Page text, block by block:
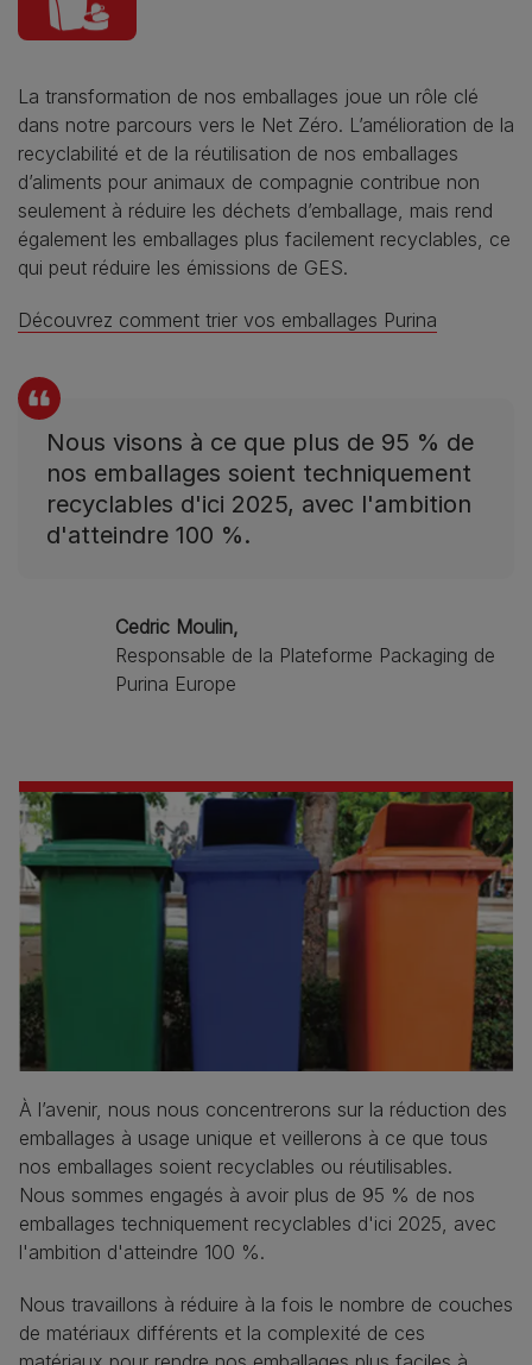
La transformation de nos emballages joue un rôle clé
dans notre parcours vers le Net Zéro. L’amélioration de la
recyclabilité et de la réutilisation de nos emballages
d’aliments pour animaux de compagnie contribue non
seulement à réduire les déchets d’emballage, mais rend
également les emballages plus facilement recyclables, ce
qui peut réduire les émissions de GES.
Découvrez comment trier vos emballages Purina
Nous visons à ce que plus de 95 % de
nos emballages soient techniquement
recyclables d'ici 2025, avec l'ambition
d'atteindre 100 %.
Cedric Moulin,
Responsable de la Plateforme Packaging de
Purina Europe
À l’avenir, nous nous concentrerons sur la réduction des
emballages à usage unique et veillerons à ce que tous
nos emballages soient recyclables ou réutilisables.
Nous sommes engagés à avoir plus de 95 % de nos
emballages techniquement recyclables d'ici 2025, avec
l'ambition d'atteindre 100 %.
Nous travaillons à réduire à la fois le nombre de couches
de matériaux différents et la complexité de ces